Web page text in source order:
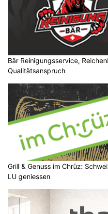
Bär Reinigungsservice,
Qualitätsanspruch
Grill & Genuss im Chrüz:
LU geniessen